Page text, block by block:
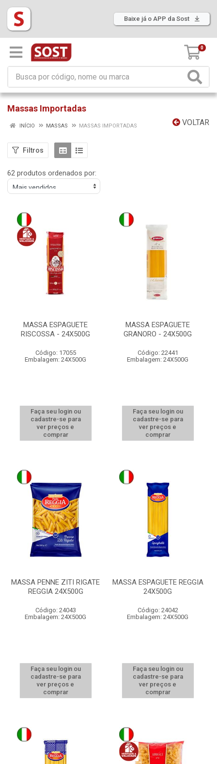
Baixe já o APP da Sost
0
Massas Importadas
VOLTAR
INÍCIO MASSAS MASSAS IMPORTADAS
Filtros
62 produtos ordenados por:
MASSA ESPAGUETE
RISCOSSA - 24X500G
Código: 17055
Embalagem: 24X500G
Faça seu login ou
cadastre-se para
ver preços e
comprar
MASSA ESPAGUETE
GRANORO - 24X500G
Código: 22441
Embalagem: 24X500G
Faça seu login ou
cadastre-se para
ver preços e
comprar
MASSA PENNE ZITI RIGATE
REGGIA 24X500G
Código: 24043
Embalagem: 24X500G
Faça seu login ou
cadastre-se para
ver preços e
comprar
MASSA ESPAGUETE REGGIA
24X500G
Código: 24042
Embalagem: 24X500G
Faça seu login ou
cadastre-se para
ver preços e
comprar